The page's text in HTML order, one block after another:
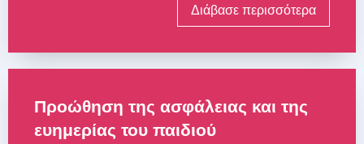
Διάβασε περισσότερα
Προώθηση της ασφάλειας και της
ευημερίας του παιδιού